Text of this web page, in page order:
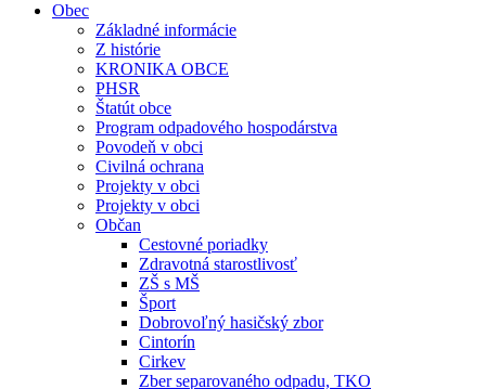
Obec
Základné informácie
Z histórie
KRONIKA OBCE
PHSR
Štatút obce
Program odpadového hospodárstva
Povodeň v obci
Civilná ochrana
Projekty v obci
Projekty v obci
Občan
Cestovné poriadky
Zdravotná starostlivosť
ZŠ s MŠ
Šport
Dobrovoľný hasičský zbor
Cintorín
Cirkev
Zber separovaného odpadu, TKO